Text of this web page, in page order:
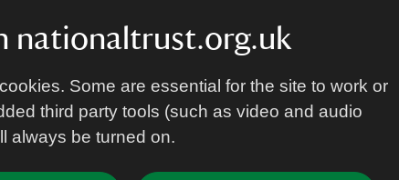
nationaltrust.org.uk
Some are essential for the site to work or
third party tools (such as video and audio
always be turned on.
calchfaen Penmon Ynys Môn, yn cwmpasu
y prosiect yn ymgorffori cerfiadau o bren a gwaith
gwydr lliw gan Thomas Willement, dylunydd